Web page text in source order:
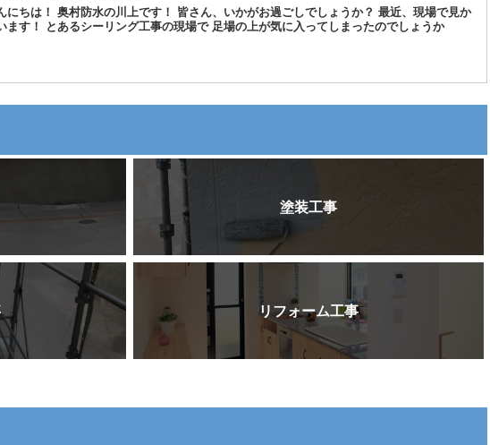
にちは！ 奥村防水の川上です！ 皆さん、いかがお過ごしでしょうか？ 最近、現場で見か
ます！ とあるシーリング工事の現場で 足場の上が気に入ってしまったのでしょうか
塗装工事
リフォーム工事